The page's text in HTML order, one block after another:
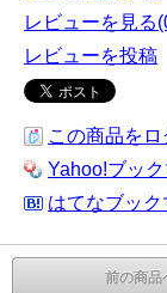
レビューを見る
レビューを投稿
この商品をロ
Yahoo!ブッ
はてなブッ
前の商品